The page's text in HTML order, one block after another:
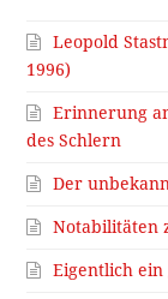
Leopold
1996)
Erinnerung
des Schlern
Der
Notabilitäten
Eigentlich ein